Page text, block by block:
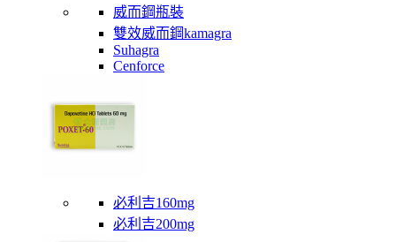
威而鋼瓶裝
雙效威而鋼kamagra
Suhagra
Cenforce
必利吉160mg
必利吉200mg